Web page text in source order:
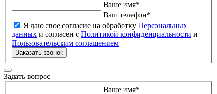
Ваше имя*
Ваш телефон*
Я даю свое согласие на обработку Персональных
данных и согласен с Политикой конфиденциальности и
Пользовательским соглашением
Заказать звонок
Задать вопрос
Ваше имя*